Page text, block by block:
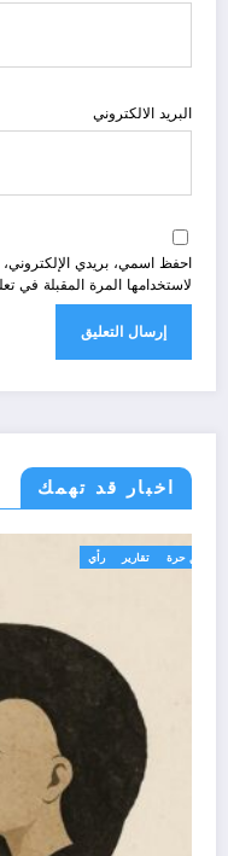
البريد الالكتروني
احفظ اسمي، بريدي
لاستخدامها المرة المقبلة في
اخبار قد تهمك
تعاليق حرة تقارير